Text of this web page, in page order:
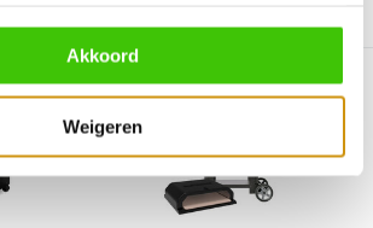
Akkoord
Weigeren